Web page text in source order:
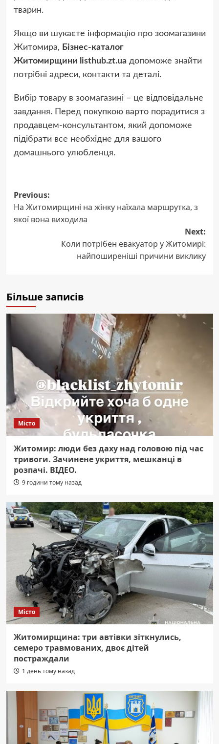
тварин.
Якщо ви шукаєте інформацію про зоомагазини
Житомира, Бізнес-каталог
Житомирщини listhub.zt.uaдопоможе знайти
потрібні адреси, контакти та деталі.
Вибір товару в зоомагазині – це відповідальне
завдання. Перед покупкою варто порадитися з
продавцем-консультантом, який допоможе
підібрати все необхідне для вашого
домашнього улюбленця.
Post
navigation
Previous:
На Житомирщині на жінку наїхала маршрутка, з
якої вона виходила
Next:
Коли потрібен евакуатор у Житомирі:
найпоширеніші причини виклику
Більше записів
Місто
Житомир: люди без даху над головою під час
тривоги. Зачинене укриття, мешканці в
розпачі. ВІДЕО.
9 години тому назад
Місто
Житомирщина: три автівки зіткнулись,
семеро травмованих, двоє дітей
постраждали
1 день тому назад